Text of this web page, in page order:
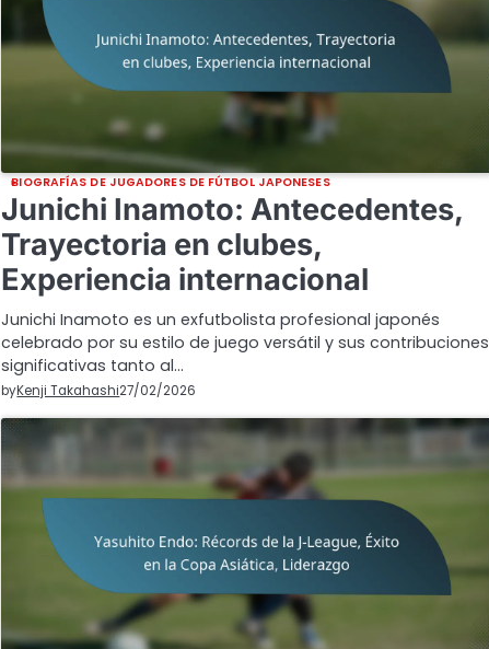
BIOGRAFÍAS DE JUGADORES DE FÚTBOL JAPONESES
Junichi Inamoto: Antecedentes,
Trayectoria en clubes,
Experiencia internacional
Junichi Inamoto es un exfutbolista profesional japonés
celebrado por su estilo de juego versátil y sus contribuciones
significativas tanto al…
byKenji Takahashi27/02/2026